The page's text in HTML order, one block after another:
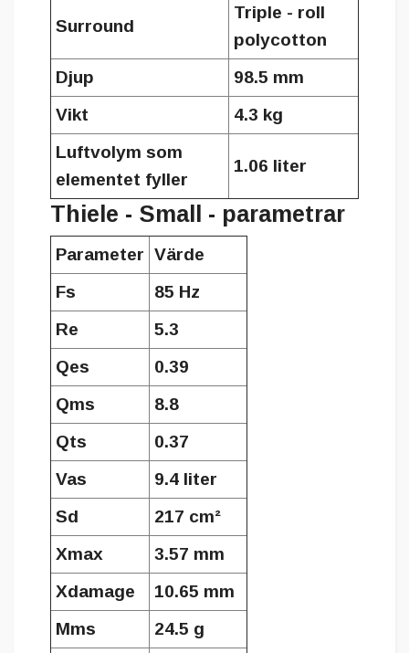
Surround
Triple - roll
polycotton
Djup
98.5 mm
Vikt
4.3 kg
Luftvolym som
elementet fyller
1.06 liter
Thiele - Small - parametrar
Parameter Värde
Fs
85 Hz
Re
5.3
Qes
0.39
Qms
8.8
Qts
0.37
Vas
9.4 liter
Sd
217 cm²
Xmax
3.57 mm
Xdamage
10.65 mm
Mms
24.5 g